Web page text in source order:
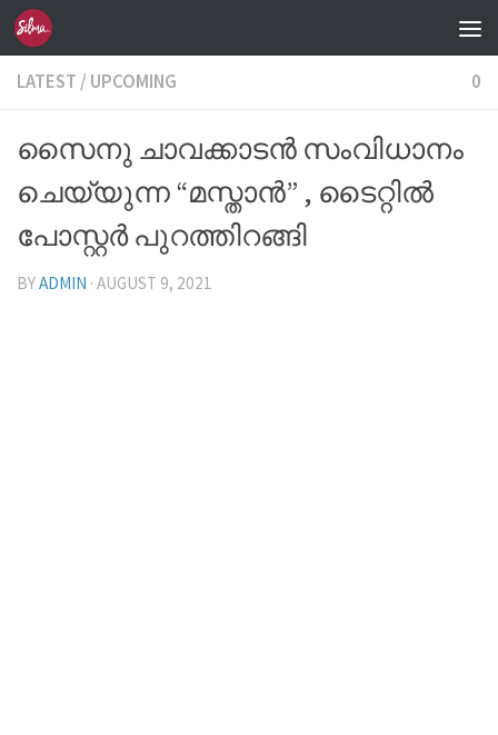
Skip to content
LATEST / UPCOMING 0
സൈനു ചാവക്കാടൻ സംവിധാനം
ചെയ്യുന്ന “മസ്താൻ” , ടൈറ്റിൽ
പോസ്റ്റർ പുറത്തിറങ്ങി
BYADMIN · AUGUST 9, 2021